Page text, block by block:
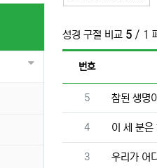
성경 구절 비교 5 / 1
번호
번호
5 참된 생명
번호
4 이 세 분
번호
3 우리가 어